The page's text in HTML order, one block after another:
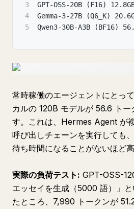
3
GPT-OSS-20B (F16)
4
Gemma-3-27B (Q6_K)
5
Qwen3-30B-A3B (BF16)
常時稼働のエージェントにとっ
カルの 120B モデルが 56.6 トー
す。これは、Hermes Agent が
呼び出しチェーンを実行しても
待ち時間になることがないほど高
実際の負荷テスト: GPT-OSS-
エッセイを生成（5000 語）」と
たところ、7,990 トークンが